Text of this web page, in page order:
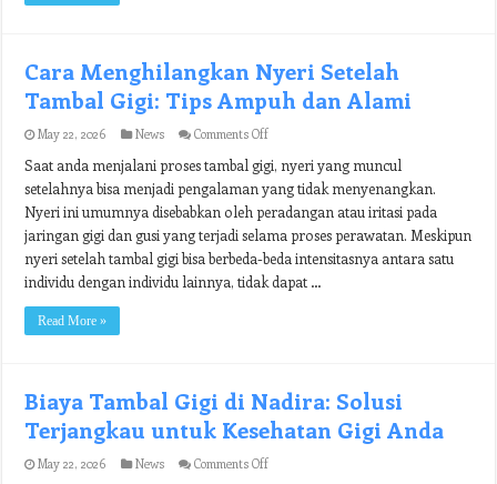
Cara Menghilangkan Nyeri Setelah
Tambal Gigi: Tips Ampuh dan Alami
May 22, 2026 News Comments Offon
Menghilangkan
Nyeri
Setelah
Tambal
Gigi:
Tips
Ampuh
dan
Saat anda menjalani proses tambal gigi, nyeri yang muncul
setelahnya bisa menjadi pengalaman yang tidak menyenangkan.
Nyeri ini umumnya disebabkan oleh peradangan atau iritasi pada
jaringan gigi dan gusi yang terjadi selama proses perawatan. Meskipun
nyeri setelah tambal gigi bisa berbeda-beda intensitasnya antara satu
individu dengan individu lainnya, tidak dapat …
Read More »
Biaya Tambal Gigi di Nadira: Solusi
Terjangkau untuk Kesehatan Gigi Anda
May 22, 2026 News Comments Offon